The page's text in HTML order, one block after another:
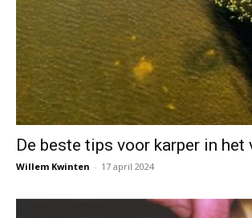
De beste tips voor karper in het
Willem Kwinten - 17 april 2024